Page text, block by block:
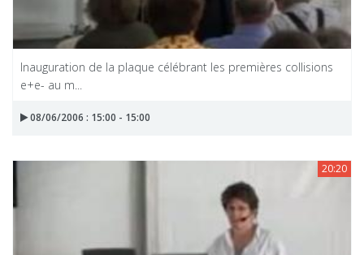
Inauguration de la plaque célébrant les premières collisions
e+e- au m...
08/06/2006 : 15:00 - 15:00
20:20